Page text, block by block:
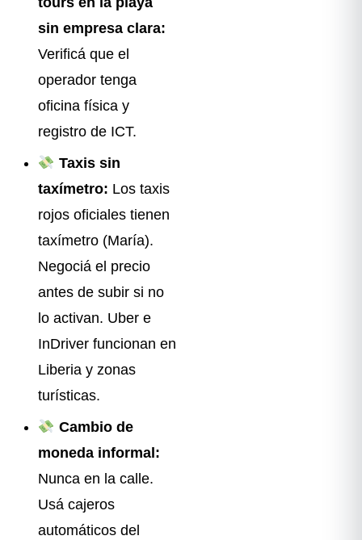
sin empresa clara:
Verificá que el
operador tenga
oficina física y
registro de ICT.
Taxis sin
taxímetro: Los taxis
rojos oficiales tienen
taxímetro (María).
Negociá el precio
antes de subir si no
lo activan. Uber e
InDriver funcionan en
Liberia y zonas
turísticas.
Cambio de
moneda informal:
Nunca en la calle.
Usá cajeros
automáticos del